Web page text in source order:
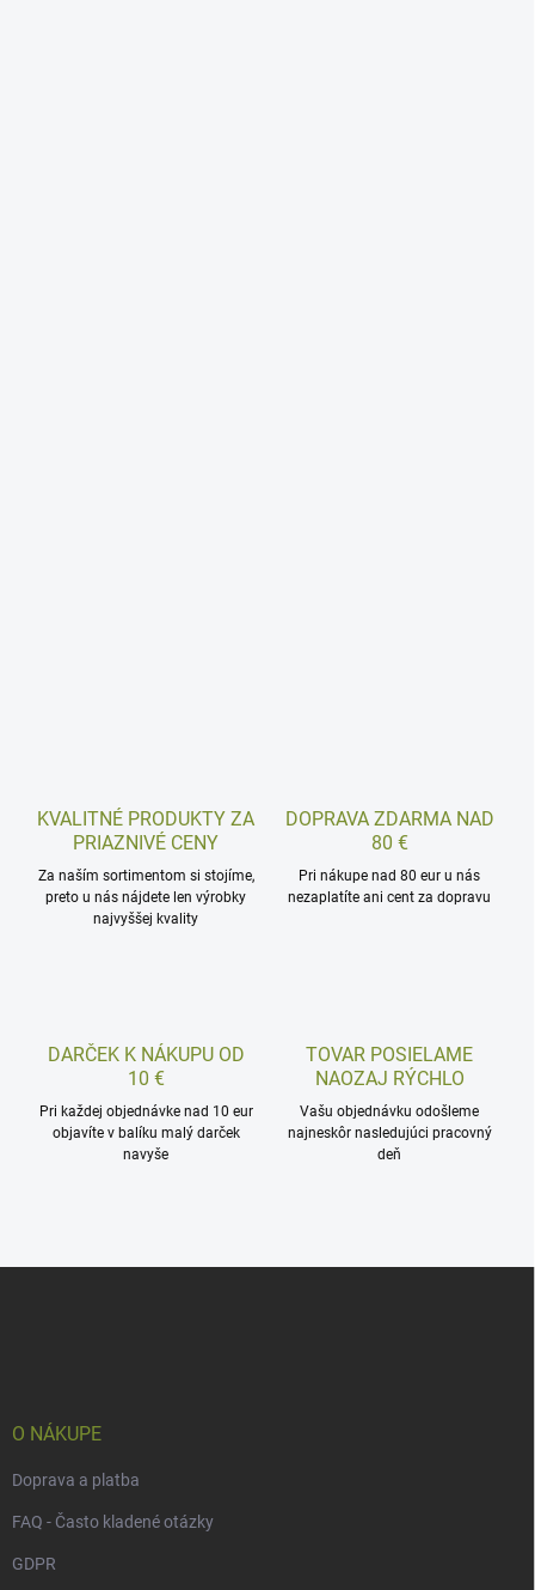
KVALITNÉ PRODUKTY ZA
PRIAZNIVÉ CENY
Za naším sortimentom si stojíme,
preto u nás nájdete len výrobky
najvyššej kvality
DOPRAVA ZDARMA NAD
80 €
Pri nákupe nad 80 eur u nás
nezaplatíte ani cent za dopravu
DARČEK K NÁKUPU OD
10 €
Pri každej objednávke nad 10 eur
objavíte v balíku malý darček
navyše
TOVAR POSIELAME
NAOZAJ RÝCHLO
Vašu objednávku odošleme
najneskôr nasledujúci pracovný
deň
O NÁKUPE
Doprava a platba
FAQ - Často kladené otázky
GDPR